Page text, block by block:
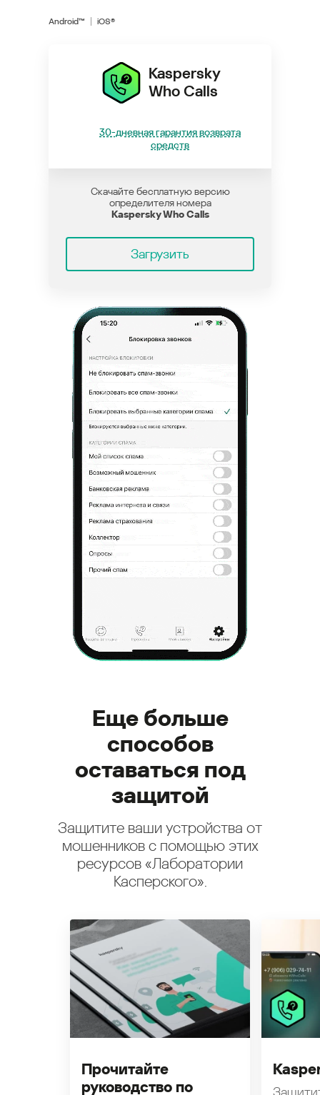
Android™ iOS®
Kaspersky
Who Calls
30-дневная гарантия возврата
средств
Скачайте бесплатную версию
определителя номера
Kaspersky Who Calls
Загрузить
Еще больше
способов
оставаться под
защитой
Защитите ваши устройства от
мошенников с помощью этих
ресурсов «Лаборатории
Касперского».
Прочитайте
руководство по